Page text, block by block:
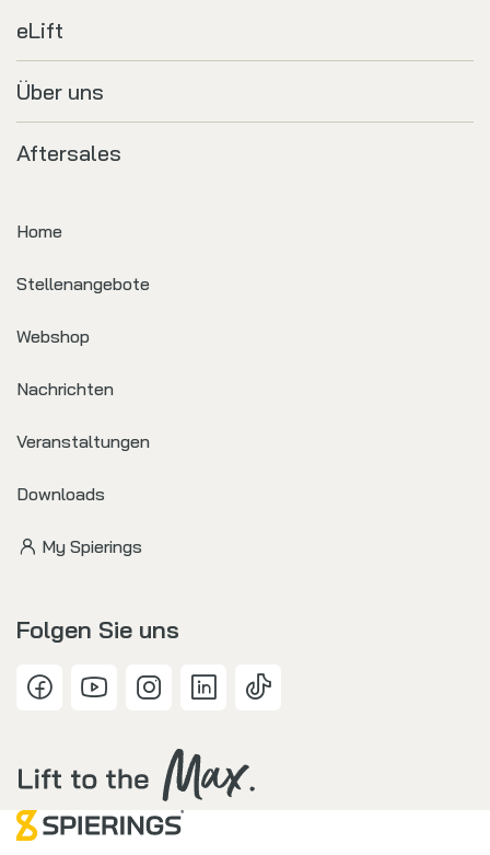
eLift
Über uns
Aftersales
Home
Stellenangebote
Webshop
Nachrichten
Veranstaltungen
Downloads
My Spierings
Folgen Sie uns